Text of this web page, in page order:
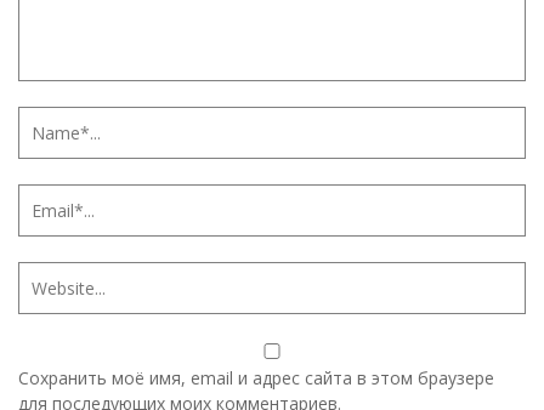
Сохранить моё имя, email и адрес сайта в этом браузере
для последующих моих комментариев.